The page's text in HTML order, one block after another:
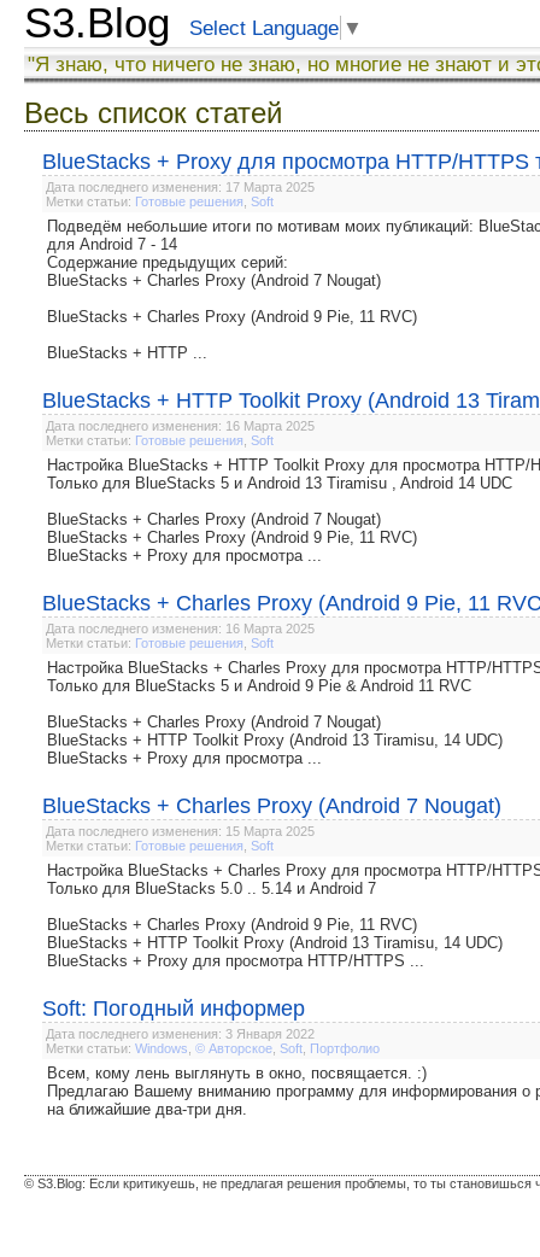
S3.Blog Select Language ▼
"Я знаю, что ничего не знаю, но многие не знают и
Весь список статей
BlueStacks + Proxy для просмотра HTTP/HTTPS
Дата последнего изменения: 17 Марта 2025
Метки статьи: Готовые решения Soft
Подведём небольшие итоги по мотивам моих публикаций:
для Android 7 - 14
Содержание предыдущих серий:
BlueStacks + Charles Proxy (Android 7 Nougat)
BlueStacks + Charles Proxy (Android 9 Pie, 11 RVC)
BlueStacks + HTTP ...
BlueStacks + HTTP Toolkit Proxy (Android 13
Дата последнего изменения: 16 Марта 2025
Метки статьи: Готовые решения Soft
Настройка BlueStacks + HTTP Toolkit Proxy для просмотра HTTP/
Только для BlueStacks 5 и Android 13 Tiramisu , Android 14 UDC
BlueStacks + Charles Proxy (Android 7 Nougat)
BlueStacks + Charles Proxy (Android 9 Pie, 11 RVC)
BlueStacks + Proxy для просмотра ...
BlueStacks + Charles Proxy (Android 9 Pie, 11
Дата последнего изменения: 16 Марта 2025
Метки статьи: Готовые решения Soft
Настройка BlueStacks + Charles Proxy для просмотра HTTP/
Только для BlueStacks 5 и Android 9 Pie & Android 11 RVC
BlueStacks + Charles Proxy (Android 7 Nougat)
BlueStacks + HTTP Toolkit Proxy (Android 13 Tiramisu, 14 UDC)
BlueStacks + Proxy для просмотра ...
BlueStacks + Charles Proxy (Android 7 Nougat)
Дата последнего изменения: 15 Марта 2025
Метки статьи: Готовые решения Soft
Настройка BlueStacks + Charles Proxy для просмотра HTTP/
Только для BlueStacks 5.0 .. 5.14 и Android 7
BlueStacks + Charles Proxy (Android 9 Pie, 11 RVC)
BlueStacks + HTTP Toolkit Proxy (Android 13 Tiramisu, 14 UDC)
BlueStacks + Proxy для просмотра HTTP/HTTPS ...
Soft: Погодный информер
Дата последнего изменения: 3 Января 2022
Метки статьи: Windows © Авторское Soft Портфолио
Всем, кому лень выглянуть в окно, посвящается. :)
Предлагаю Вашему вниманию программу для информирования о
на ближайшие два-три дня.
© S3.Blog: Если критикуешь, не предлагая решения проблемы, то ты становишься